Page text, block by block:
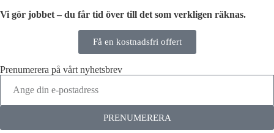
Vi gör jobbet – du får tid över till det som verkligen räknas.
Få en kostnadsfri offert
Prenumerera på vårt nyhetsbrev
PRENUMERERA